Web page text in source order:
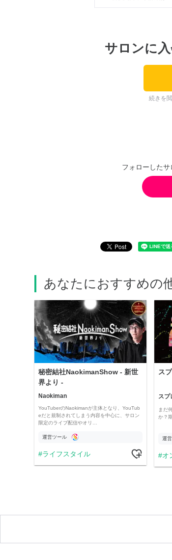
サロンに
続きを
フォローしたサ
あなたにおすすめの
秘密結社NaokimanShow - 新世
界より -
Naokiman
YouTuberのNaokimanが主体となり、YouTub
eだと規制されてしまう内容を中心に、サロン
限定のライブ配信やオリ…
運営ツール
ライフスタイル
ス
スプ
まだ
か？
運
オ